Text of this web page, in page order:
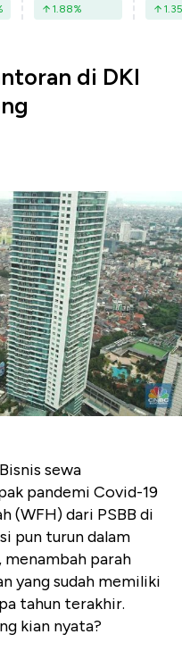
1.88% 1.35
di DKI
Bisnis sewa
pandemi Covid-19
(WFH) dari PSBB di
pun turun dalam
menambah parah
yang sudah memiliki
tahun terakhir.
kian nyata?